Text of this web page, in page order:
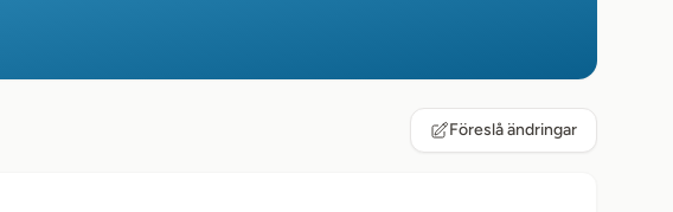
Föreslå ändringar